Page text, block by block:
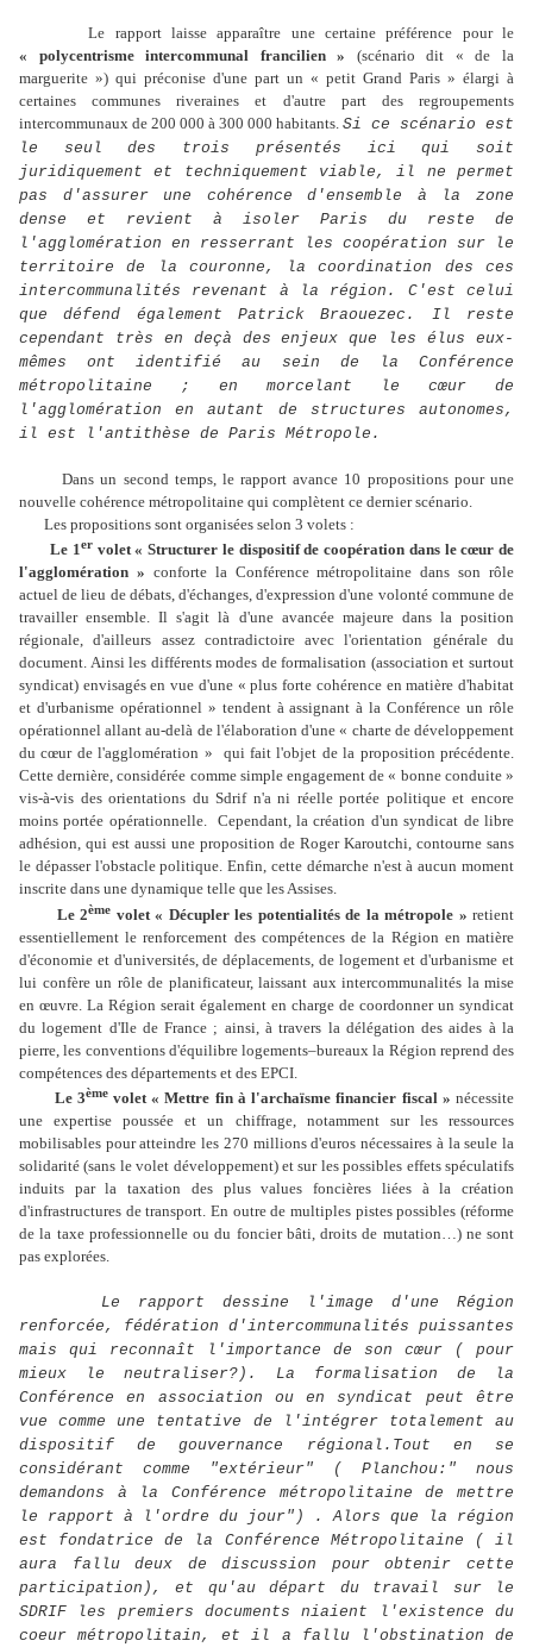
Le rapport laisse apparaître une certaine préférence pour le
« polycentrisme intercommunal francilien » (scénario dit « de la
marguerite ») qui préconise d'une part un « petit Grand Paris » élargi à
certaines communes riveraines et d'autre part des regroupements
intercommunaux de 200 000 à 300 000 habitants. Si ce scénario est
le seul des trois présentés ici qui soit
juridiquement et techniquement viable, il ne permet
pas d'assurer une cohérence d'ensemble à la zone
dense et revient à isoler Paris du reste de
l'agglomération en resserrant les coopération sur le
territoire de la couronne, la coordination des ces
intercommunalités revenant à la région. C'est celui
que défend également Patrick Braouezec. Il reste
cependant très en deçà des enjeux que les élus eux-
mêmes ont identifié au sein de la Conférence
métropolitaine ; en morcelant le cœur de
l'agglomération en autant de structures autonomes,
il est l'antithèse de Paris Métropole.
Dans un second temps, le rapport avance 10 propositions pour une
nouvelle cohérence métropolitaine qui complètent ce dernier scénario.
Les propositions sont organisées selon 3 volets :
Le 1er volet « Structurer le dispositif de coopération dans le cœur de
l'agglomération » conforte la Conférence métropolitaine dans son rôle
actuel de lieu de débats, d'échanges, d'expression d'une volonté commune de
travailler ensemble. Il s'agit là d'une avancée majeure dans la position
régionale, d'ailleurs assez contradictoire avec l'orientation générale du
document. Ainsi les différents modes de formalisation (association et surtout
syndicat) envisagés en vue d'une « plus forte cohérence en matière d'habitat
et d'urbanisme opérationnel » tendent à assignant à la Conférence un rôle
opérationnel allant au-delà de l'élaboration d'une « charte de développement
du cœur de l'agglomération » qui fait l'objet de la proposition précédente.
Cette dernière, considérée comme simple engagement de « bonne conduite »
vis-à-vis des orientations du Sdrif n'a ni réelle portée politique et encore
moins portée opérationnelle. Cependant, la création d'un syndicat de libre
adhésion, qui est aussi une proposition de Roger Karoutchi, contourne sans
le dépasser l'obstacle politique. Enfin, cette démarche n'est à aucun moment
inscrite dans une dynamique telle que les Assises.
Le 2ème volet « Décupler les potentialités de la métropole » retient
essentiellement le renforcement des compétences de la Région en matière
d'économie et d'universités, de déplacements, de logement et d'urbanisme et
lui confère un rôle de planificateur, laissant aux intercommunalités la mise
en œuvre. La Région serait également en charge de coordonner un syndicat
du logement d'Ile de France ; ainsi, à travers la délégation des aides à la
pierre, les conventions d'équilibre logements–bureaux la Région reprend des
compétences des départements et des EPCI.
Le 3ème volet « Mettre fin à l'archaïsme financier fiscal » nécessite
une expertise poussée et un chiffrage, notamment sur les ressources
mobilisables pour atteindre les 270 millions d'euros nécessaires à la seule la
solidarité (sans le volet développement) et sur les possibles effets spéculatifs
induits par la taxation des plus values foncières liées à la création
d'infrastructures de transport. En outre de multiples pistes possibles (réforme
de la taxe professionnelle ou du foncier bâti, droits de mutation…) ne sont
pas explorées.
Le rapport dessine l'image d'une Région
renforcée, fédération d'intercommunalités puissantes
mais qui reconnaît l'importance de son cœur ( pour
mieux le neutraliser?). La formalisation de la
Conférence en association ou en syndicat peut être
vue comme une tentative de l'intégrer totalement au
dispositif de gouvernance régional.Tout en se
considérant comme "extérieur" ( Planchou:" nous
demandons à la Conférence métropolitaine de mettre
le rapport à l'ordre du jour") . Alors que la région
est fondatrice de la Conférence Métropolitaine ( il
aura fallu deux de discussion pour obtenir cette
participation), et qu'au départ du travail sur le
SDRIF les premiers documents niaient l'existence du
coeur métropolitain, et il a fallu l'obstination de